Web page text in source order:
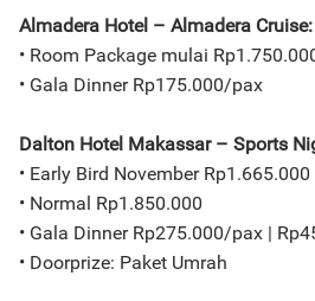
Almadera Hotel – Almadera
• Room Package mulai
• Gala Dinner Rp175.000/pax
Dalton Hotel Makassar – Sports
• Early Bird November Rp1.665.000
• Normal Rp1.850.000
• Gala Dinner Rp275.000/pax |
• Doorprize: Paket Umrah